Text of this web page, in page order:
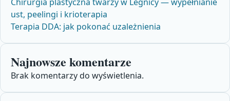
ust, peelingi i krioterapia
Terapia DDA: jak pokonać uzależnienia
Najnowsze komentarze
Brak komentarzy do wyświetlenia.